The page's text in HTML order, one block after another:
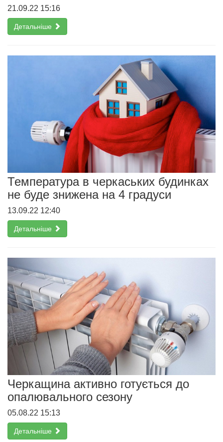
21.09.22 15:16
Детальніше
Температура в черкаських будинках
не буде знижена на 4 градуси
13.09.22 12:40
Детальніше
Черкащина активно готується до
опалювального сезону
05.08.22 15:13
Детальніше